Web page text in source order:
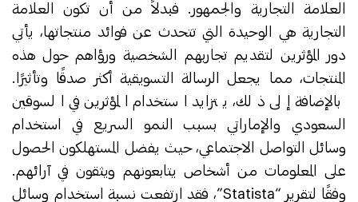
العلامة التجارية والجمهور. فبدلاً من أن تكون العلامة
التجارية هي الوحيدة التي تتحدث عن فوائد منتجاتها، يأتي
دور المؤثرين لتقديم تجاربهم الشخصية ورؤاهم حول هذه
المنتجات، مما يجعل الرسالة التسويقية أكثر صدقًا وتأثيرًا.
بالإضافة إلى ذلك، يتزايد استخدام المؤثرين في السوقين
السعودي والإماراتي بسبب النمو السريع في استخدام
وسائل التواصل الاجتماعي، حيث يفضل المستهلكون الحصول
على المعلومات من أشخاص يتابعونهم ويثقون في آرائهم.
وفقًا لتقرير “Statista”، فقد ارتفعت نسبة استخدام وسائل